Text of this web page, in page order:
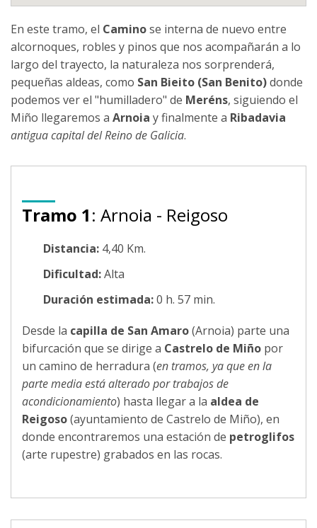
En este tramo, el Caminose interna de nuevo entre
alcornoques, robles y pinos que nos acompañarán a lo
largo del trayecto, la naturaleza nos sorprenderá,
pequeñas aldeas, como San Bieito (San Benito)donde
podemos ver el "humilladero" de Meréns, siguiendo el
Miño llegaremos a Arnoia y finalmente a Ribadavia
antigua capital del Reino de Galicia.
Tramo 1: Arnoia - Reigoso
Distancia: 4,40 Km.
Dificultad:Alta
Duración estimada:0 h. 57 min.
Desde la capilla de San Amaro(Arnoia) parte una
bifurcación que se dirige a Castrelo de Miño por
un camino de herradura (en tramos, ya que en la
parte media está alterado por trabajos de
acondicionamiento) hasta llegar a la aldea de
Reigoso(ayuntamiento de Castrelo de Miño), en
donde encontraremos una estación de petroglifos
(arte rupestre) grabados en las rocas.